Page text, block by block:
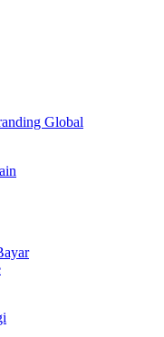
Global